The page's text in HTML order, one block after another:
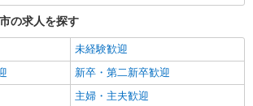
の求人を探す
未経験歓迎
新卒・第二新卒歓迎
主婦・主夫歓迎